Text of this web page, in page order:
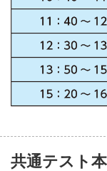
共通テスト